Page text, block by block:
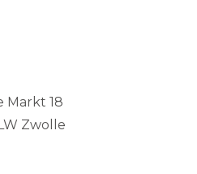
Markt 18
Zwolle